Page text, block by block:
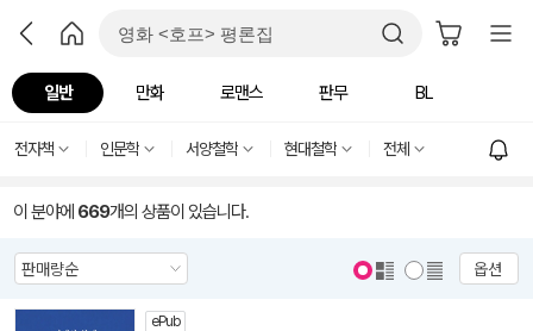
일반 만화 로맨스 판무 BL
전자책 인문학 서양철학 현대철학 전체
이 분야에 669개의 상품이 있습니다.
옵션
ePub